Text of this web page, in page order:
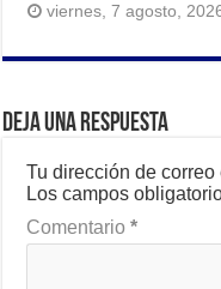
viernes, 7 agosto,
Deja una respuesta
Tu dirección de
Los campos
Comentario*